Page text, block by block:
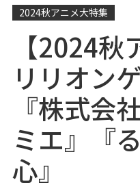
2024秋アニメ大特集
【2024
リリオン
『株式会
ミエ』『
心』